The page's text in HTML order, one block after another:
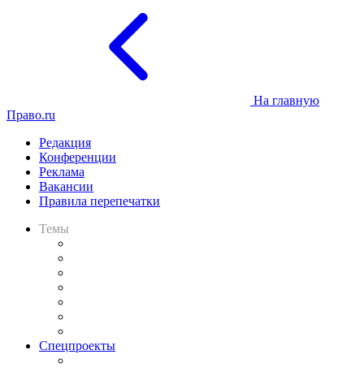
На главную
Право.ru
Редакция
Конференции
Реклама
Вакансии
Правила перепечатки
Темы
Спецпроекты